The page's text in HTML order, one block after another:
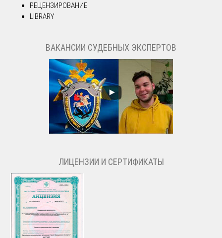
РЕЦЕНЗИРОВАНИЕ
LIBRARY
ВАКАНСИИ СУДЕБНЫХ ЭКСПЕРТОВ
ЛИЦЕНЗИИ И СЕРТИФИКАТЫ